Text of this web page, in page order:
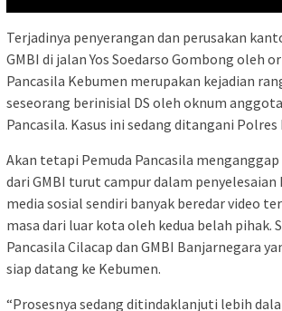
Terjadinya penyerangan dan perusakan
GMBI di jalan Yos Soedarso Gombong oleh
Pancasila Kebumen merupakan kejadian
seseorang berinisial DS oleh oknum
Pancasila. Kasus ini sedang ditangani Polres
Akan tetapi Pemuda Pancasila
dari GMBI turut campur dalam penyelesaian
media sosial sendiri banyak beredar video
masa dari luar kota oleh kedua belah pihak.
Pancasila Cilacap dan GMBI Banjarnegara
siap datang ke Kebumen.
“Prosesnya sedang ditindaklanjuti lebih